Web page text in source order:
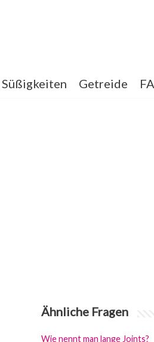
Süßigkeiten Getreide
Ähnliche Fragen
Wie nennt man lange Joints?